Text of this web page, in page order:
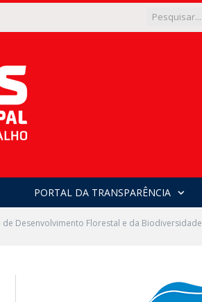
PORTAL DA TRANSPARÊNCIA
Desenvolvimento Florestal e da Biodiversidade